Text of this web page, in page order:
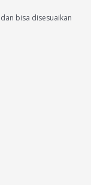
bisa disesuaikan